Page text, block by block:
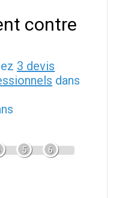
contre
3 devis
dans
5 6